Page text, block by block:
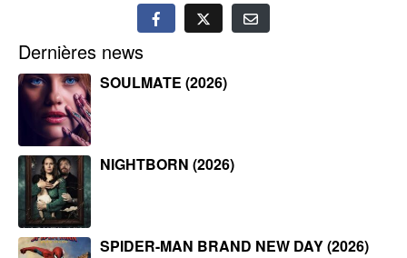
Dernières news
SOULMATE (2026)
NIGHTBORN (2026)
SPIDER-MAN BRAND NEW DAY (2026)